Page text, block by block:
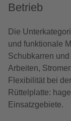
Betrieb
Die
und funktionale
Schubkarren
Arbeiten,
Flexibilität bei
Rüttelplatte:
Einsatzgebiete.